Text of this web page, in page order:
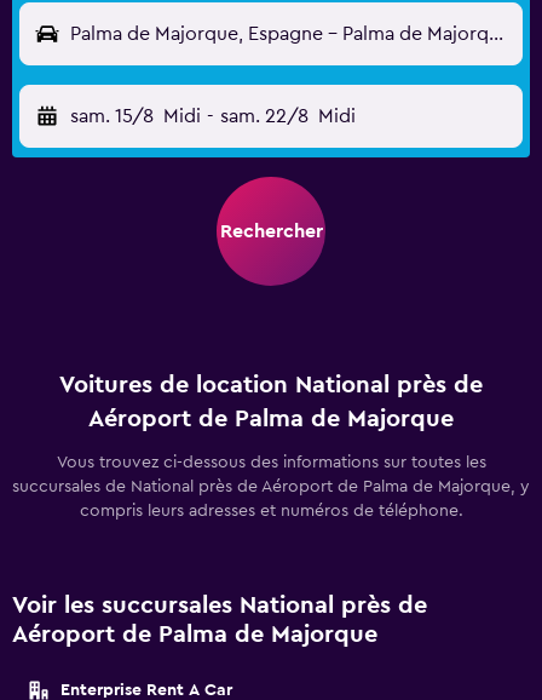
Palma de Majorque, Espagne - Palma de Majorque (PMI)
sam. 15/8 Midi - sam. 22/8 Midi
Rechercher
Voitures de location National près de
Aéroport de Palma de Majorque
Vous trouvez ci-dessous des informations sur toutes les
succursales de National près de Aéroport de Palma de Majorque, y
compris leurs adresses et numéros de téléphone.
Voir les succursales National près de
Aéroport de Palma de Majorque
Enterprise Rent A Car